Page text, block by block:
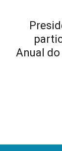
Anual